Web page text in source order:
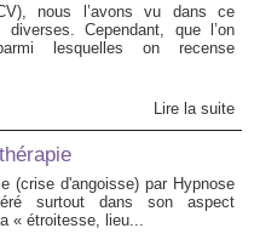
nous l’avons vu dans ce
Cependant, que l’on
lesquelles on recense
Lire la suite
(crise d'angoisse) par Hypnose
surtout dans son aspect
« étroitesse, lieu...